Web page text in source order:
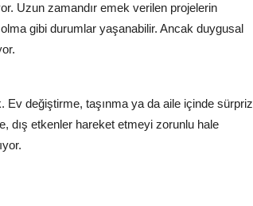
Uzun zamandır emek verilen projelerin
gibi durumlar yaşanabilir. Ancak duygusal
değiştirme, taşınma ya da aile içinde sürpriz
dış etkenler hareket etmeyi zorunlu hale